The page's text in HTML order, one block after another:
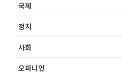
국제
정치
사회
오피니언